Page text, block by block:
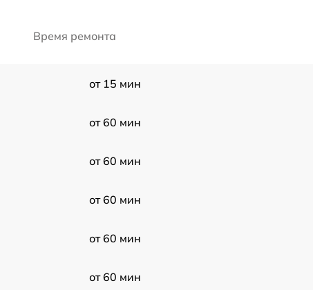
Время ремонта
от 15 мин
от 60 мин
от 60 мин
от 60 мин
от 60 мин
от 60 мин